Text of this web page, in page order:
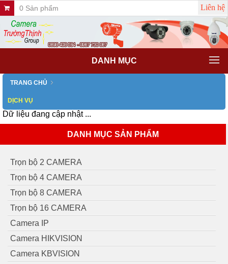
0 Sản phẩm Liên hệ
DANH MỤC
TRANG CHỦ
DỊCH VỤ
Dữ liệu đang cập nhật ...
DANH MỤC SẢN PHẨM
Trọn bộ 2 CAMERA
Trọn bộ 4 CAMERA
Trọn bộ 8 CAMERA
Trọn bộ 16 CAMERA
Camera IP
Camera HIKVISION
Camera KBVISION